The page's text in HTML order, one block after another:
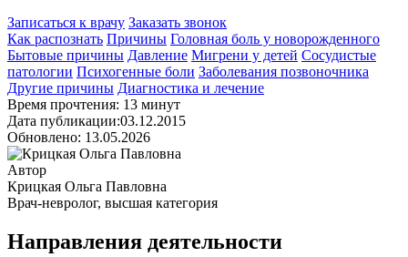
Записаться к врачу Заказать звонок
Как распознать Причины Головная боль у новорожденного
Бытовые причины Давление Мигрени у детей Сосудистые
патологии Психогенные боли Заболевания позвоночника
Другие причины Диагностика и лечение
Время прочтения: 13 минут
Дата публикации:03.12.2015
Обновлено: 13.05.2026
Автор
Крицкая Ольга Павловна
Врач-невролог, высшая категория
Направления деятельности